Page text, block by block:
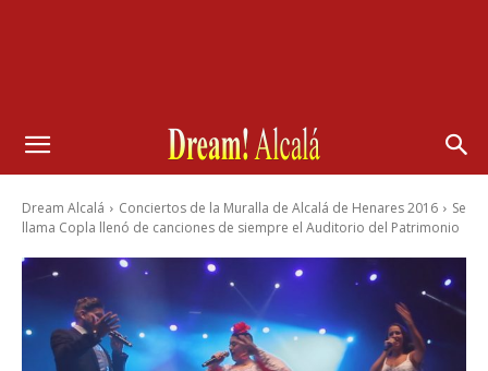
Dream Alcalá Conciertos de la Muralla de Alcalá de Henares 2016
Se
llama Copla llenó de canciones de siempre el Auditorio del Patrimonio